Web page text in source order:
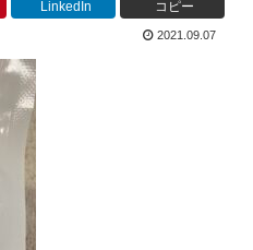
LinkedIn コピー
2021.09.07